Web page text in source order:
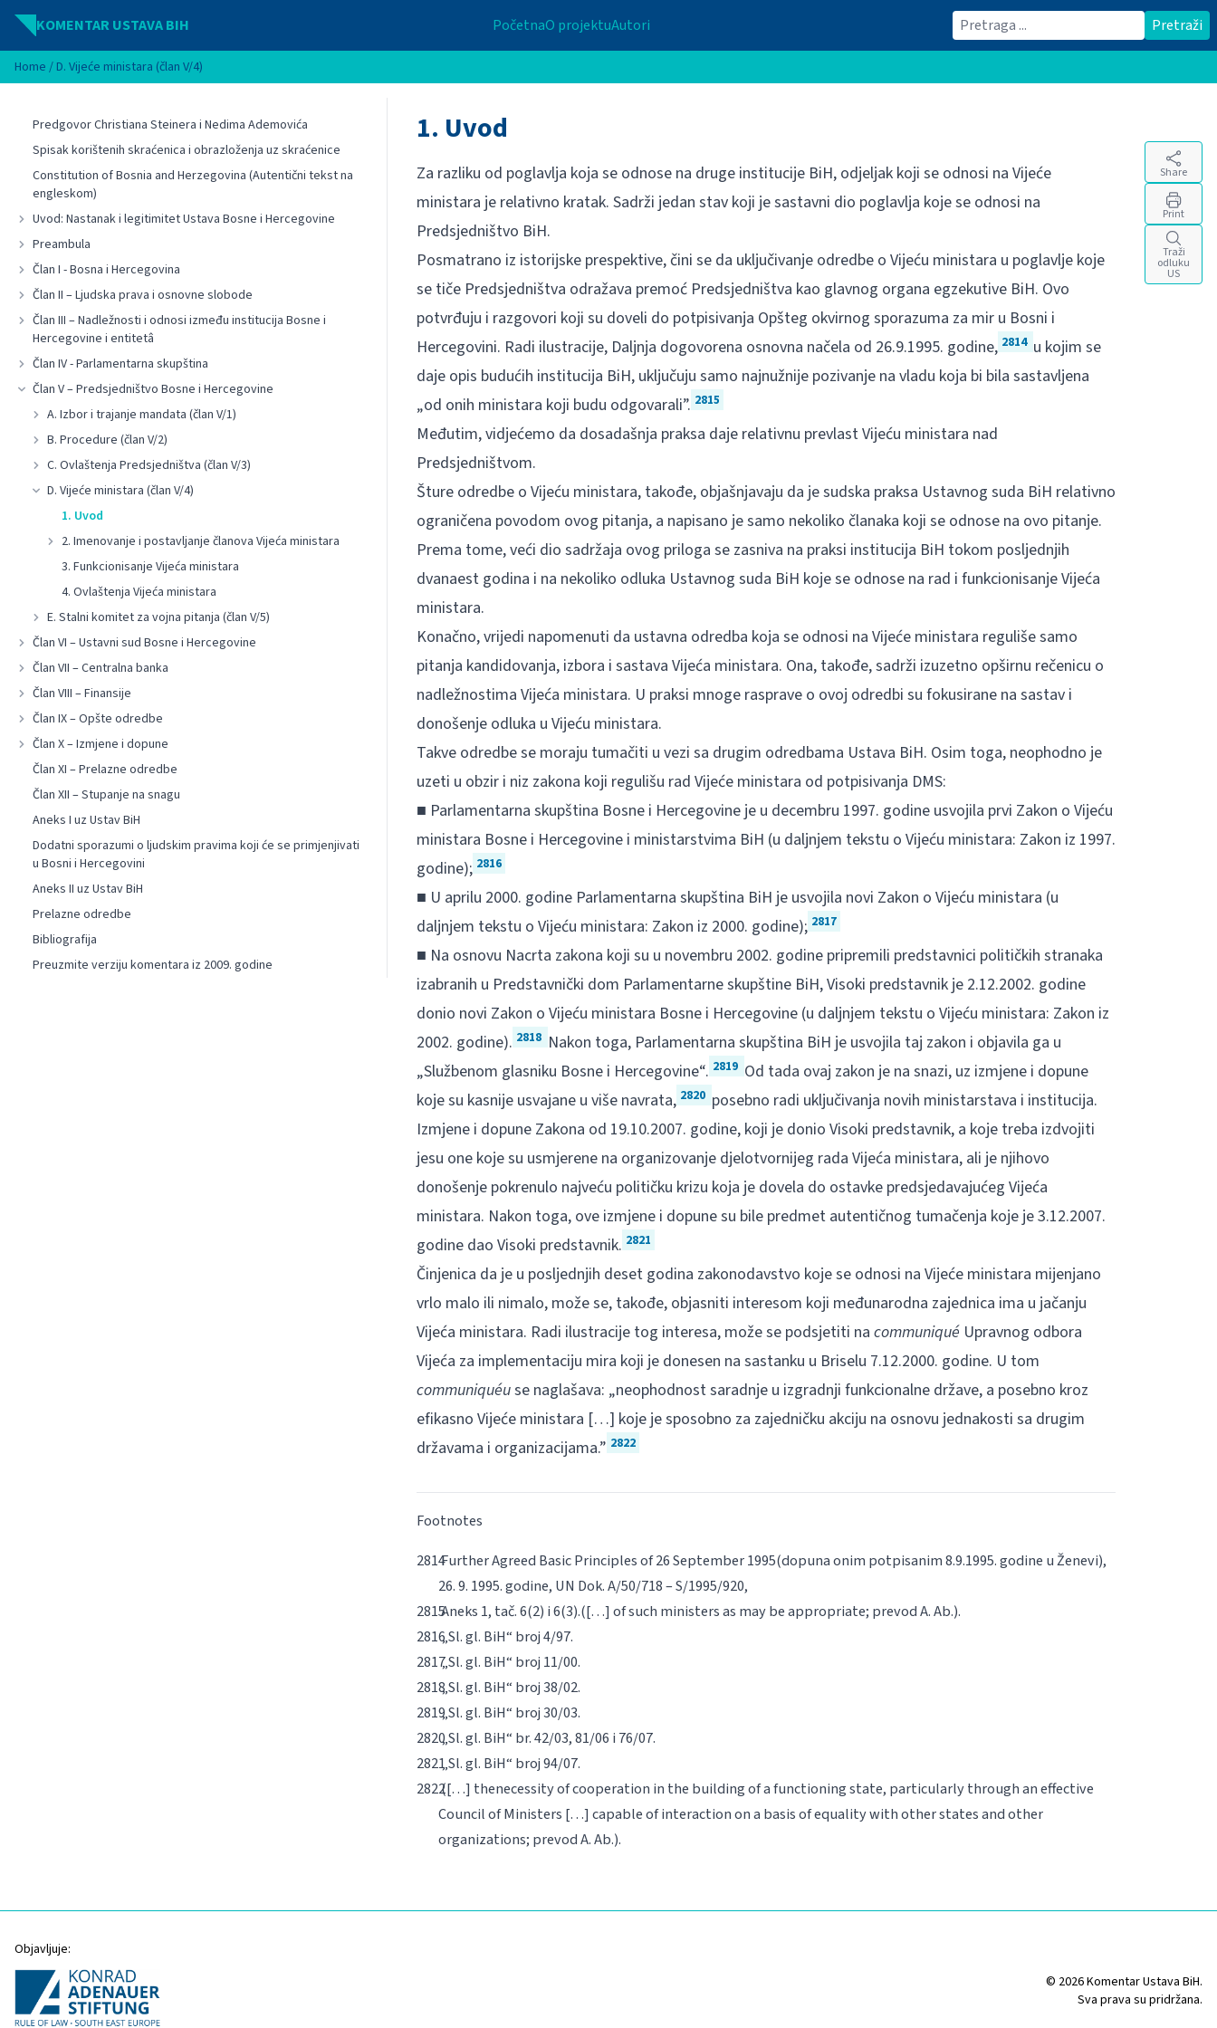
Idi na sadržaj
KOMENTAR USTAVA BIH PočetnaO projektuAutori Traži Pretraži
Home / D. Vijeće ministara (član V/4)
Predgovor Christiana Steinera i Nedima Ademovića
Spisak korištenih skraćenica i obrazloženja uz skraćenice
Constitution of Bosnia and Herzegovina (Autentični tekst na
engleskom)
Uvod: Nastanak i legitimitet Ustava Bosne i Hercegovine
Preambula
Član I - Bosna i Hercegovina
Član II – Ljudska prava i osnovne slobode
Član III – Nadležnosti i odnosi između institucija Bosne i
Hercegovine i entitetâ
Član IV - Parlamentarna skupština
Član V – Predsjedništvo Bosne i Hercegovine
A. Izbor i trajanje mandata (član V/1)
B. Procedure (član V/2)
C. Ovlaštenja Predsjedništva (član V/3)
D. Vijeće ministara (član V/4)
1. Uvod
2. Imenovanje i postavljanje članova Vijeća ministara
3. Funkcionisanje Vijeća ministara
4. Ovlaštenja Vijeća ministara
E. Stalni komitet za vojna pitanja (član V/5)
Član VI – Ustavni sud Bosne i Hercegovine
Član VII – Centralna banka
Član VIII – Finansije
Član IX – Opšte odredbe
Član X – Izmjene i dopune
Član XI – Prelazne odredbe
Član XII – Stupanje na snagu
Aneks I uz Ustav BiH
Dodatni sporazumi o ljudskim pravima koji će se primjenjivati
u Bosni i Hercegovini
Aneks II uz Ustav BiH
Prelazne odredbe
Bibliografija
Preuzmite verziju komentara iz 2009. godine
1. Uvod
Za razliku od poglavlja koja se odnose na druge institucije BiH, odjeljak koji se odnosi na Vijeće
ministara je relativno kratak. Sadrži jedan stav koji je sastavni dio poglavlja koje se odnosi na
Predsjedništvo BiH.
Posmatrano iz istorijske prespektive, čini se da uključivanje odredbe o Vijeću ministara u poglavlje koje
se tiče Predsjedništva odražava premoć Predsjedništva kao glavnog organa egzekutive BiH. Ovo
potvrđuju i razgovori koji su doveli do potpisivanja Opšteg okvirnog sporazuma za mir u Bosni i
Hercegovini. Radi ilustracije, Daljnja dogovorena osnovna načela od 26.9.1995. godine, 2814 u kojim se
daje opis budućih institucija BiH, uključuju samo najnužnije pozivanje na vladu koja bi bila sastavljena
„od onih ministara koji budu odgovarali”. 2815
Međutim, vidjećemo da dosadašnja praksa daje relativnu prevlast Vijeću ministara nad
Predsjedništvom.
Šture odredbe o Vijeću ministara, takođe, objašnjavaju da je sudska praksa Ustavnog suda BiH relativno
ograničena povodom ovog pitanja, a napisano je samo nekoliko članaka koji se odnose na ovo pitanje.
Prema tome, veći dio sadržaja ovog priloga se zasniva na praksi institucija BiH tokom posljednjih
dvanaest godina i na nekoliko odluka Ustavnog suda BiH koje se odnose na rad i funkcionisanje Vijeća
ministara.
Konačno, vrijedi napomenuti da ustavna odredba koja se odnosi na Vijeće ministara reguliše samo
pitanja kandidovanja, izbora i sastava Vijeća ministara. Ona, takođe, sadrži izuzetno opširnu rečenicu o
nadležnostima Vijeća ministara. U praksi mnoge rasprave o ovoj odredbi su fokusirane na sastav i
donošenje odluka u Vijeću ministara.
Takve odredbe se moraju tumačiti u vezi sa drugim odredbama Ustava BiH. Osim toga, neophodno je
uzeti u obzir i niz zakona koji regulišu rad Vijeće ministara od potpisivanja DMS:
■ Parlamentarna skupština Bosne i Hercegovine je u decembru 1997. godine usvojila prvi Zakon o Vijeću
ministara Bosne i Hercegovine i ministarstvima BiH (u daljnjem tekstu o Vijeću ministara: Zakon iz 1997.
godine); 2816
■ U aprilu 2000. godine Parlamentarna skupština BiH je usvojila novi Zakon o Vijeću ministara (u
daljnjem tekstu o Vijeću ministara: Zakon iz 2000. godine); 2817
■ Na osnovu Nacrta zakona koji su u novembru 2002. godine pripremili predstavnici političkih stranaka
izabranih u Predstavnički dom Parlamentarne skupštine BiH, Visoki predstavnik je 2.12.2002. godine
donio novi Zakon o Vijeću ministara Bosne i Hercegovine (u daljnjem tekstu o Vijeću ministara: Zakon iz
2002. godine). 2818 Nakon toga, Parlamentarna skupština BiH je usvojila taj zakon i objavila ga u
„Službenom glasniku Bosne i Hercegovine“. 2819 Od tada ovaj zakon je na snazi, uz izmjene i dopune
koje su kasnije usvajane u više navrata, 2820 posebno radi uključivanja novih ministarstava i institucija.
Izmjene i dopune Zakona od 19.10.2007. godine, koji je donio Visoki predstavnik, a koje treba izdvojiti
jesu one koje su usmjerene na organizovanje djelotvornijeg rada Vijeća ministara, ali je njihovo
donošenje pokrenulo najveću političku krizu koja je dovela do ostavke predsjedavajućeg Vijeća
ministara. Nakon toga, ove izmjene i dopune su bile predmet autentičnog tumačenja koje je 3.12.2007.
godine dao Visoki predstavnik. 2821
Činjenica da je u posljednjih deset godina zakonodavstvo koje se odnosi na Vijeće ministara mijenjano
vrlo malo ili nimalo, može se, takođe, objasniti interesom koji međunarodna zajednica ima u jačanju
Vijeća ministara. Radi ilustracije tog interesa, može se podsjetiti na communiqué Upravnog odbora
Vijeća za implementaciju mira koji je donesen na sastanku u Briselu 7.12.2000. godine. U tom
communiquéuse naglašava: „neophodnost saradnje u izgradnji funkcionalne države, a posebno kroz
efikasno Vijeće ministara […] koje je sposobno za zajedničku akciju na osnovu jednakosti sa drugim
državama i organizacijama.” 2822
Footnotes
Further Agreed BasicPrinciples of 26 September 1995(dopuna onim potpisanim 8.9.1995. godine u Ženevi),
26. 9. 1995. godine, UN Dok. A/50/718 – S/1995/920,
Aneks 1, tač. 6(2) i 6(3).([…] of such ministersas may be appropriate; prevod A. Ab.).
„Sl. gl. BiH“ broj 4/97.
„Sl. gl. BiH“ broj 11/00.
„Sl. gl. BiH“ broj 38/02.
„Sl. gl. BiH“ broj 30/03.
„Sl. gl. BiH“ br. 42/03, 81/06 i 76/07.
„Sl. gl. BiH“ broj 94/07.
([…] thenecessity of cooperation in the building of a functioning state, particularly through an effective
Council of Ministers […] capable of interactionon a basis of equality with other states and other
organizations; prevod A. Ab.).
Share
Print
Traži
odluku
US
Objavljuje:
© 2026 Komentar Ustava BiH.
Sva prava su pridržana.